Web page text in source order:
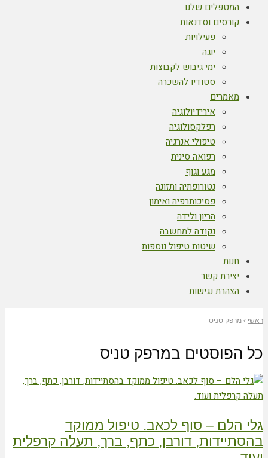
המטפלים שלנו
קורסים וסדנאות
פעילויות
יוגה
ימי גיבוש לקבוצות
סטודיו להשכרה
מאמרים
אירידיולוגיה
רפלקסולוגיה
טיפולי אנרגיה
רפואה סינית
מגע וגוף
נטורופתיה ותזונה
פסיכותרפיה ואימון
הריון ולידה
נקודה למחשבה
שיטות טיפול נוספות
חנות
יצירת קשר
הצהרת נגישות
ראשי › מרפק טניס
כל הפוסטים במרפק טניס
גלי הלם – סוף לכאב. טיפול ממוקד
בהסתיידות, דורבן, כתף, ברך, תעלה קרפלית